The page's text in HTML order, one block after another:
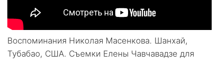
Воспоминания Николая Масенкова. Шанхай,
Тубабао, США. Съемки Елены Чавчавадзе для